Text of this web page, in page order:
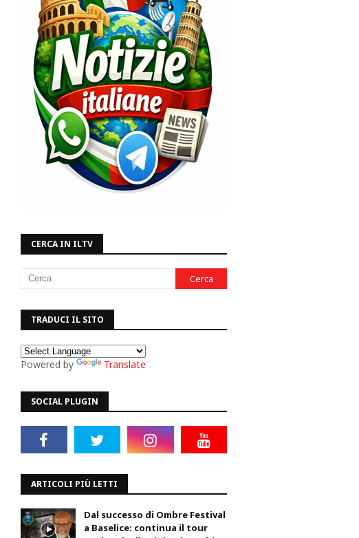
CERCA IN ILTV
TRADUCI IL SITO
Powered by Translate
SOCIAL PLUGIN
ARTICOLI PIÙ LETTI
Dal successo di Ombre Festival
a Baselice: continua il tour